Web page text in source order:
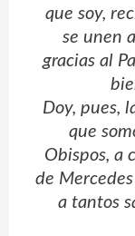
que soy,
se unen
gracias al
Doy, pues,
que
Obispos, a
de
a tantos